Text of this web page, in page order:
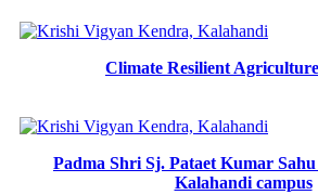
Climate Resilient
Padma Shri Sj. Pataet Kumar
Kalahandi campus